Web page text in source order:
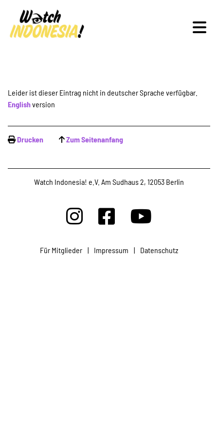
Schwerpunkte
Veranstaltungen
Publikationen
Projekte
Leider ist dieser Eintrag nicht in deutscher Sprache verfügbar.
Englishversion
Drucken Zum Seitenanfang
Watch Indonesia! e.V. Am Sudhaus 2, 12053 Berlin
Für Mitglieder | Impressum | Datenschutz